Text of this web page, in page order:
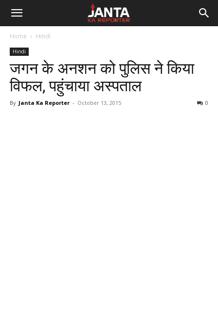
Janta
Reporter
Home Hindi
Hindi
जगन के अनशन को पुलिस ने किया
विफल, पहुंचाया अस्पताल
By Janta Ka Reporter - October 13, 2015 0